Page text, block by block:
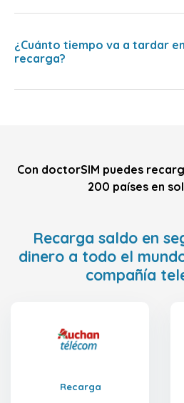
¿Cuánto tiempo va a tardar
recarga?
Con doctorSIM puedes
200 países en
Recarga saldo en
dinero a todo el
compañía
Recarga